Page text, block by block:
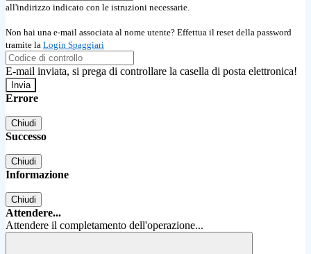
all'indirizzo indicato con le istruzioni necessarie.
Non hai una e-mail associata al nome utente? Effettua il reset della password
tramite la Login Spaggiari
E-mail inviata, si prega di controllare la casella di posta elettronica!
Errore
Chiudi
Successo
Chiudi
Informazione
Chiudi
Attendere...
Attendere il completamento dell'operazione...